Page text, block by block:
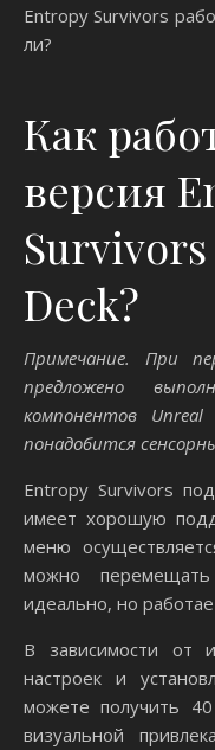
Entropy Survivors
ли?
Как
версия
Deck?
Примечание. При
предложено
компонентов
понадобится
Entropy Survivors
имеет хорошую
меню
можно
идеально, но
В зависимости от
настроек и
можете получить
визуальной